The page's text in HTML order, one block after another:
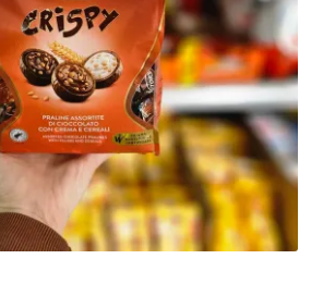
ÎNGRIJIRE
PERSONALĂ